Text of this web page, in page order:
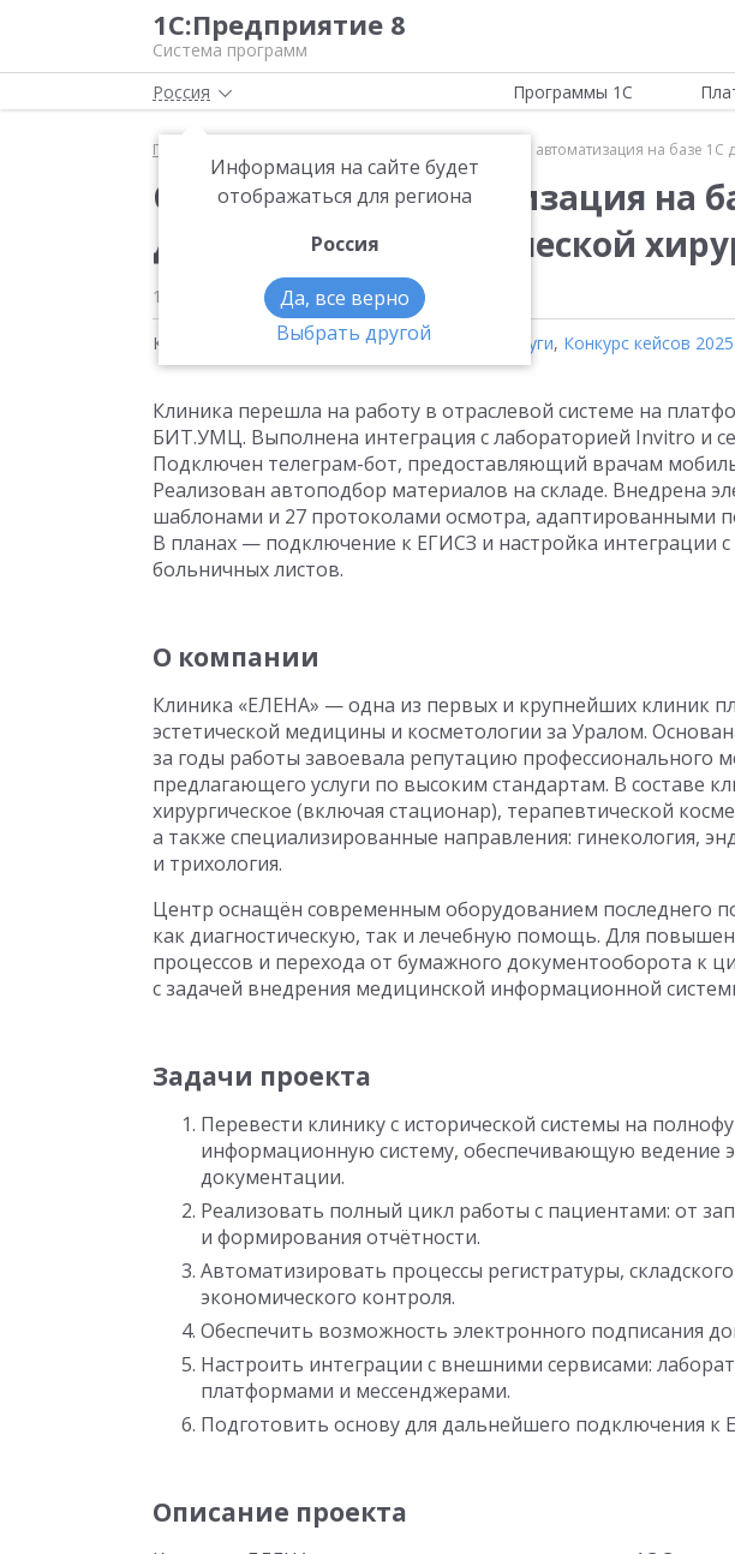
1С:Предприятие 8
Система программ
Россия
Информация на сайте будет
отображаться для региона
Россия
Да, все верно
Выбрать другой
Программы 1С
Главная Отраслевая автоматизация на базе
Отраслевая автоматизация на
для клиники пластической
1 ноября 2025 313
Кейсы на тему:Реальная автоматизация Услуги, Конкурс кейсов 2025
Клиника перешла на работу в отраслевой системе на
БИТ.УМЦ. Выполнена интеграция с лабораторией Invitro и
Подключен телеграм-бот, предоставляющий врачам
Реализован автоподбор материалов на складе. Внедрена
шаблонами и 27 протоколами осмотра, адаптированными
В планах — подключение к ЕГИСЗ и настройка интеграции
больничных листов.
О компании
Клиника «ЕЛЕНА» — одна из первых и крупнейших клиник
эстетической медицины и косметологии за Уралом.
за годы работы завоевала репутацию профессионального
предлагающего услуги по высоким стандартам. В составе
хирургическое (включая стационар), терапевтической
а также специализированные направления: гинекология,
и трихология.
Центр оснащён современным оборудованием последнего
как диагностическую, так и лечебную помощь. Для
процессов и перехода от бумажного документооборота к
с задачей внедрения медицинской информационной
Задачи проекта
Перевести клинику с исторической системы на
информационную систему, обеспечивающую ведение
документации.
Реализовать полный цикл работы с пациентами: от
и формирования отчётности.
Автоматизировать процессы регистратуры,
экономического контроля.
Обеспечить возможность электронного подписания
Настроить интеграции с внешними сервисами:
платформами и мессенджерами.
Подготовить основу для дальнейшего подключения к
Описание проекта